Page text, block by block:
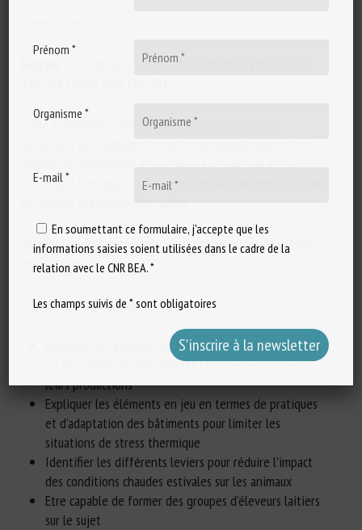
Formation le 24/09/26 de 09h00 à 12h30 et de
Cette formation, initiée par le Cniel, s’adresse aux
thermique. Elle apporte des réponses au problème croissant
Public: Conseillers spécialisés en bâtiments et en élevage,
vétérinaires
Objectifs pédagogiques :
Expliquer les impacts des conditions chaudes estivales
sur le confort, le bien-être et la santé des vaches et
leurs productions
Expliquer les éléments en jeu en termes de pratiques
et d’adaptation des bâtiments pour limiter les
situations de stress thermique
Identifier les différents leviers pour réduire l’impact
des conditions chaudes estivales sur les animaux
Etre capable de former des groupes d’éleveurs laitiers
sur le sujet
Prénom *
Organisme *
E-mail *
En soumettant ce formulaire, j'accepte que les
informations saisies soient utilisées dans le cadre de la
relation avec le CNR BEA. *
Les champs suivis de * sont obligatoires